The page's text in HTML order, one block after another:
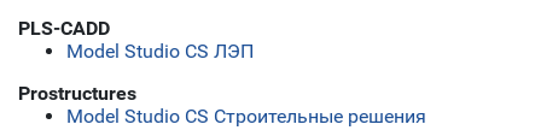
PLS-CADD
Model Studio CS ЛЭП
Prostructures
Model Studio CS Строительные решения